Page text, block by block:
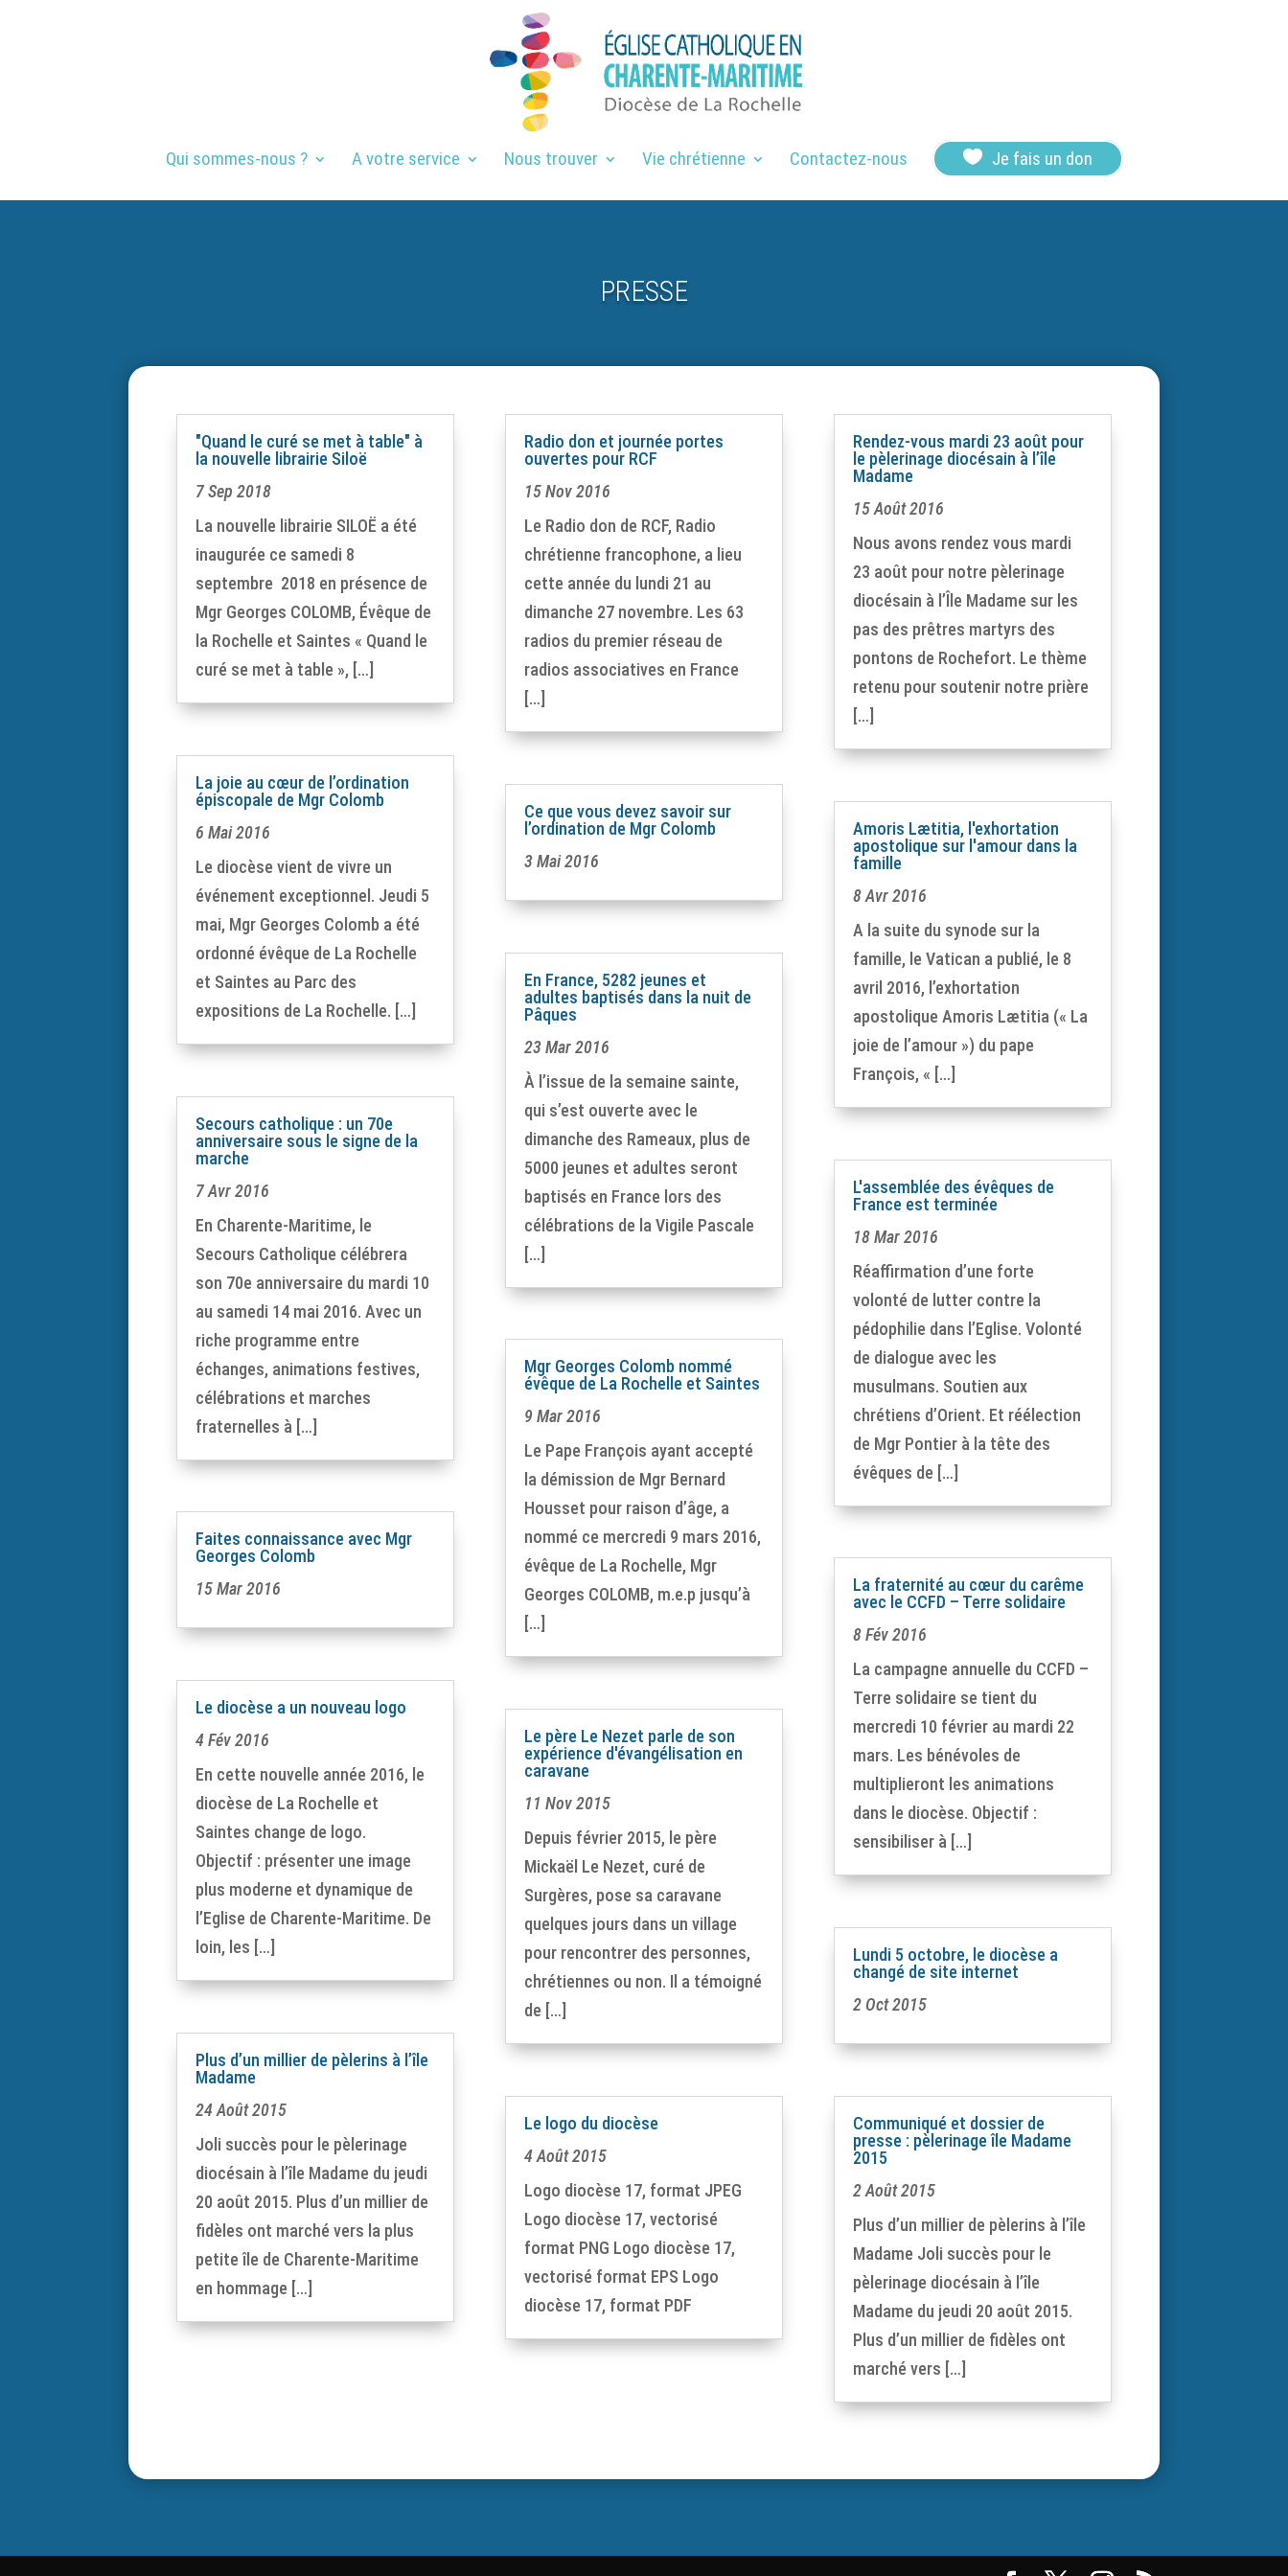
Qui sommes-nous ? A votre service Nous trouver Vie chrétienne Contactez-nous  Je fais un don
PRESSE
"Quand le curé se met à table" à
la nouvelle librairie Siloë
7 Sep 2018
La nouvelle librairie SILOË a été
inaugurée ce samedi 8
septembre 2018 en présence de
Mgr Georges COLOMB, Évêque de
la Rochelle et Saintes « Quand le
curé se met à table », […]
La joie au cœur de l’ordination
épiscopale de Mgr Colomb
6 Mai 2016
Le diocèse vient de vivre un
événement exceptionnel. Jeudi 5
mai, Mgr Georges Colomb a été
ordonné évêque de La Rochelle
et Saintes au Parc des
expositions de La Rochelle. […]
Secours catholique : un 70e
anniversaire sous le signe de la
marche
7 Avr 2016
En Charente-Maritime, le
Secours Catholique célébrera
son 70e anniversaire du mardi 10
au samedi 14 mai 2016. Avec un
riche programme entre
échanges, animations festives,
célébrations et marches
fraternelles à […]
Faites connaissance avec Mgr
Georges Colomb
15 Mar 2016
Le diocèse a un nouveau logo
4 Fév 2016
En cette nouvelle année 2016, le
diocèse de La Rochelle et
Saintes change de logo.
Objectif : présenter une image
plus moderne et dynamique de
l’Eglise de Charente-Maritime. De
loin, les […]
Plus d’un millier de pèlerins à l’île
Madame
24 Août 2015
Joli succès pour le pèlerinage
diocésain à l’île Madame du jeudi
20 août 2015. Plus d’un millier de
fidèles ont marché vers la plus
petite île de Charente-Maritime
en hommage […]
Radio don et journée portes
ouvertes pour RCF
15 Nov 2016
Le Radio don de RCF, Radio
chrétienne francophone, a lieu
cette année du lundi 21 au
dimanche 27 novembre. Les 63
radios du premier réseau de
radios associatives en France
[…]
Ce que vous devez savoir sur
l’ordination de Mgr Colomb
3 Mai 2016
En France, 5282 jeunes et
adultes baptisés dans la nuit de
Pâques
23 Mar 2016
À l’issue de la semaine sainte,
qui s’est ouverte avec le
dimanche des Rameaux, plus de
5000 jeunes et adultes seront
baptisés en France lors des
célébrations de la Vigile Pascale
[…]
Mgr Georges Colomb nommé
évêque de La Rochelle et Saintes
9 Mar 2016
Le Pape François ayant accepté
la démission de Mgr Bernard
Housset pour raison d’âge, a
nommé ce mercredi 9 mars 2016,
évêque de La Rochelle, Mgr
Georges COLOMB, m.e.p jusqu’à
[…]
Le père Le Nezet parle de son
expérience d'évangélisation en
caravane
11 Nov 2015
Depuis février 2015, le père
Mickaël Le Nezet, curé de
Surgères, pose sa caravane
quelques jours dans un village
pour rencontrer des personnes,
chrétiennes ou non. Il a témoigné
de […]
Le logo du diocèse
4 Août 2015
Logo diocèse 17, format JPEG
Logo diocèse 17, vectorisé
format PNG Logo diocèse 17,
vectorisé format EPS Logo
diocèse 17, format PDF
Rendez-vous mardi 23 août pour
le pèlerinage diocésain à l’île
Madame
15 Août 2016
Nous avons rendez vous mardi
23 août pour notre pèlerinage
diocésain à l’Île Madame sur les
pas des prêtres martyrs des
pontons de Rochefort. Le thème
retenu pour soutenir notre prière
[…]
Amoris Lætitia, l'exhortation
apostolique sur l'amour dans la
famille
8 Avr 2016
A la suite du synode sur la
famille, le Vatican a publié, le 8
avril 2016, l’exhortation
apostolique Amoris Lætitia (« La
joie de l’amour ») du pape
François, « […]
L'assemblée des évêques de
France est terminée
18 Mar 2016
Réaffirmation d’une forte
volonté de lutter contre la
pédophilie dans l’Eglise. Volonté
de dialogue avec les
musulmans. Soutien aux
chrétiens d’Orient. Et réélection
de Mgr Pontier à la tête des
évêques de […]
La fraternité au cœur du carême
avec le CCFD – Terre solidaire
8 Fév 2016
La campagne annuelle du CCFD –
Terre solidaire se tient du
mercredi 10 février au mardi 22
mars. Les bénévoles de
multiplieront les animations
dans le diocèse. Objectif :
sensibiliser à […]
Lundi 5 octobre, le diocèse a
changé de site internet
2 Oct 2015
Communiqué et dossier de
presse : pèlerinage île Madame
2015
2 Août 2015
Plus d’un millier de pèlerins à l’île
Madame Joli succès pour le
pèlerinage diocésain à l’île
Madame du jeudi 20 août 2015.
Plus d’un millier de fidèles ont
marché vers […]